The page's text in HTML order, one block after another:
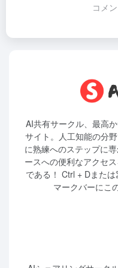
コメ
AI共有サークル、最高
サイト。人工知能の分
に熟練へのステップに
ースへの便利なアクセ
である！ Ctrl + Dまた
マークバーにこ